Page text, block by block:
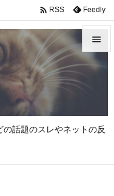
話題のスレやネットの反



 RSS Feedly